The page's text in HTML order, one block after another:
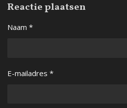
e
n
l
r
e
e
n
Reactie plaatsen
Naam *
E-mailadres *